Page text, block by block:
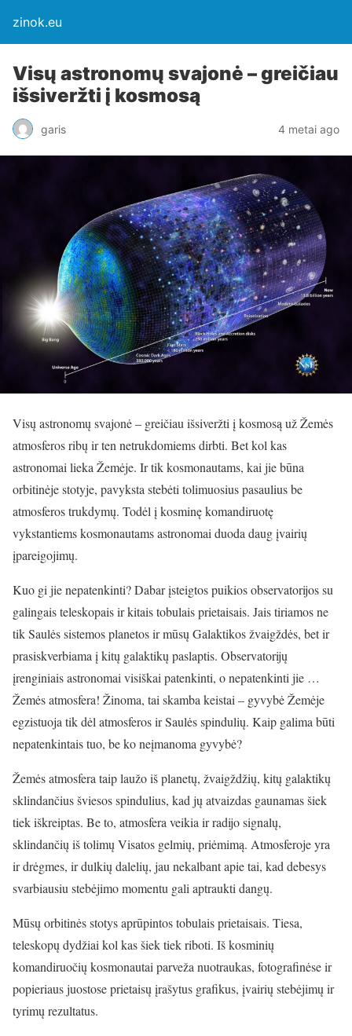
zinok.eu
Visų astronomų svajonė – greičiau
išsiveržti į kosmosą
garis 4 metai ago
Visų astronomų svajonė – greičiau išsiveržti į kosmosą už Žemės
atmosferos ribų ir ten netrukdomiems dirbti. Bet kol kas
astronomai lieka Žemėje. Ir tik kosmonautams, kai jie būna
orbitinėje stotyje, pavyksta stebėti tolimuosius pasaulius be
atmosferos trukdymų. Todėl į kosminę komandiruotę
vykstantiems kosmonautams astronomai duoda daug įvairių
įpareigojimų.
Kuo gi jie nepatenkinti? Dabar įsteigtos puikios observatorijos su
galingais teleskopais ir kitais tobulais prietaisais. Jais tiriamos ne
tik Saulės sistemos planetos ir mūsų Galaktikos žvaigždės, bet ir
prasiskverbiama į kitų galaktikų paslaptis. Observatorijų
įrenginiais astronomai visiškai patenkinti, o nepatenkinti jie …
Žemės atmosfera! Žinoma, tai skamba keistai – gyvybė Žemėje
egzistuoja tik dėl atmosferos ir Saulės spindulių. Kaip galima būti
nepatenkintais tuo, be ko neįmanoma gyvybė?
Žemės atmosfera taip laužo iš planetų, žvaigždžių, kitų galaktikų
sklindančius šviesos spindulius, kad jų atvaizdas gaunamas šiek
tiek iškreiptas. Be to, atmosfera veikia ir radijo signalų,
sklindančių iš tolimų Visatos gelmių, priėmimą. Atmosferoje yra
ir drėgmes, ir dulkių dalelių, jau nekalbant apie tai, kad debesys
svarbiausiu stebėjimo momentu gali aptraukti dangų.
Mūsų orbitinės stotys aprūpintos tobulais prietaisais. Tiesa,
teleskopų dydžiai kol kas šiek tiek riboti. Iš kosminių
komandiruočių kosmonautai parveža nuotraukas, fotografinėse ir
popieriaus juostose prietaisų įrašytus grafikus, įvairių stebėjimų ir
tyrimų rezultatus.